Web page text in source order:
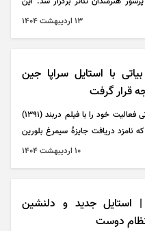
که به پاس سال‌ها تلاش و تأثیرگذاری
رنگ و بوی ویژه‌ای گرفت و فضای
و گرم ایجاد کرد.
۱۳ ارديبهشت ۱۴۰۴
بیاتی با استایل سراپا جین
قرار گرفت
نازنین بیاتی فعالیت خود را با فیلم دربند (۱۳۹۱)
نامزد دریافت جایزهٔ سیمرغ بلورین
نقش اول زن ا‌ز جشنواره فیلم فجر
۱۰ ارديبهشت ۱۴۰۴
جدید و دلنشین
دوست